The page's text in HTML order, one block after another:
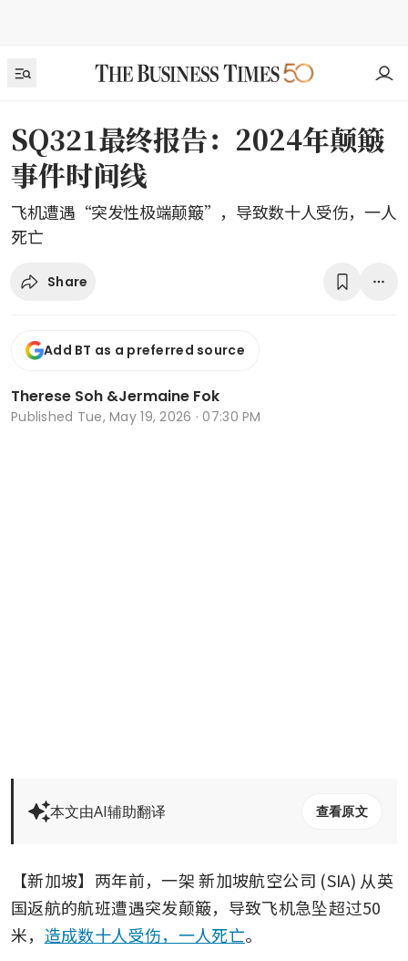
SQ321最终报告：2024年颠簸
事件时间线
飞机遭遇“突发性极端颠簸”，导致数十人受伤，一人
死亡
Share
Add BT as a preferred source
Therese Soh &Jermaine Fok
Published Tue, May 19, 2026 · 07:30 PM
本文由AI辅助翻译 查看原文
【新加坡】两年前，一架 新加坡航空公司 (SIA) 从英
国返航的航班遭遇突发颠簸，导致飞机急坠超过50
米， 造成数十人受伤，一人死亡。